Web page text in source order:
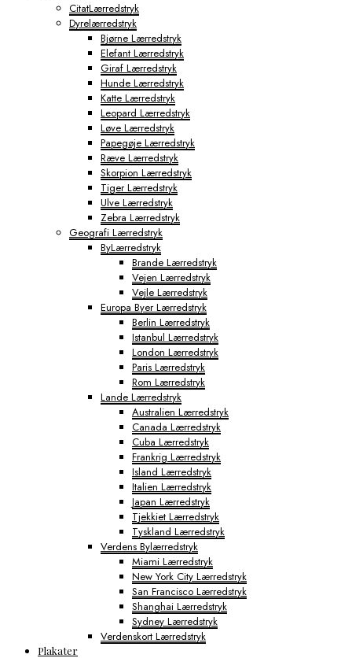
CitatLærredstryk
Dyrelærredstryk
Bjørne Lærredstryk
Elefant Lærredstryk
Giraf Lærredstryk
Hunde Lærredstryk
Katte Lærredstryk
Leopard Lærredstryk
Løve Lærredstryk
Papegøje Lærredstryk
Ræve Lærredstryk
Skorpion Lærredstryk
Tiger Lærredstryk
Ulve Lærredstryk
Zebra Lærredstryk
Geografi Lærredstryk
ByLærredstryk
Brande Lærredstryk
Vejen Lærredstryk
Vejle Lærredstryk
Europa Byer Lærredstryk
Berlin Lærredstryk
Istanbul Lærredstryk
London Lærredstryk
Paris Lærredstryk
Rom Lærredstryk
Lande Lærredstryk
Australien Lærredstryk
Canada Lærredstryk
Cuba Lærredstryk
Frankrig Lærredstryk
Island Lærredstryk
Italien Lærredstryk
Japan Lærredstryk
Tjekkiet Lærredstryk
Tyskland Lærredstryk
Verdens Bylærredstryk
Miami Lærredstryk
New York City Lærredstryk
San Francisco Lærredstryk
Shanghai Lærredstryk
Sydney Lærredstryk
Verdenskort Lærredstryk
Plakater